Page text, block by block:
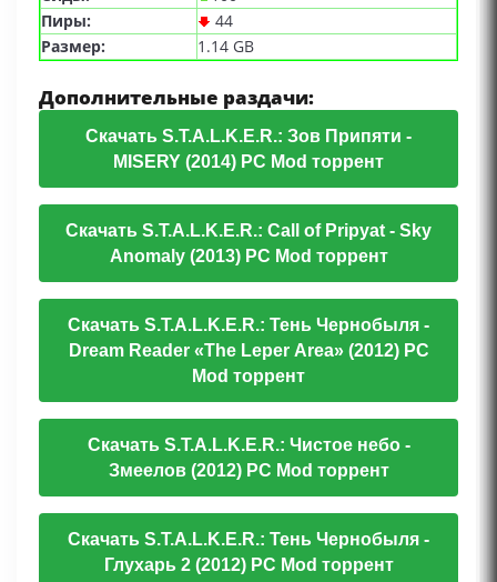
Пиры:
44
Размер:
1.14 GB
Дополнительные раздачи:
Скачать S.T.A.L.K.E.R.: Зов Припяти -
MISERY (2014) PC Mod торрент
Скачать S.T.A.L.K.E.R.: Call of Pripyat - Sky
Anomaly (2013) PC Mod торрент
Скачать S.T.A.L.K.E.R.: Тень Чернобыля -
Dream Reader «The Leper Area» (2012) PC
Mod торрент
Скачать S.T.A.L.K.E.R.: Чистое небо -
Змеелов (2012) PC Mod торрент
Скачать S.T.A.L.K.E.R.: Тень Чернобыля -
Глухарь 2 (2012) PC Mod торрент